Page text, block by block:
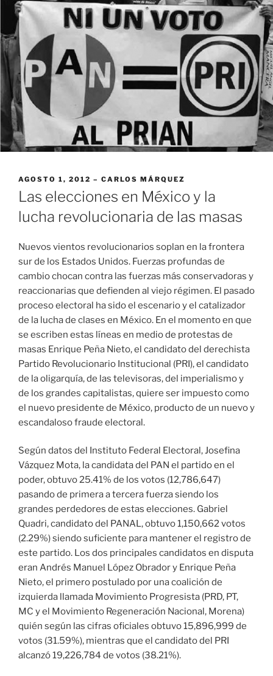
PUBLICADO
EL
AGOSTO 1, 2012 CARLOS MÁRQUEZ
Las elecciones en México y la
lucha revolucionaria de las masas
Nuevos vientos revolucionarios soplan en la frontera
sur de los Estados Unidos. Fuerzas profundas de
cambio chocan contra las fuerzas más conservadoras y
reaccionarias que defienden al viejo régimen. El pasado
proceso electoral ha sido el escenario y el catalizador
de la lucha de clases en México. En el momento en que
se escriben estas líneas en medio de protestas de
masas Enrique Peña Nieto, el candidato del derechista
Partido Revolucionario Institucional (PRI), el candidato
de la oligarquía, de las televisoras, del imperialismo y
de los grandes capitalistas, quiere ser impuesto como
el nuevo presidente de México, producto de un nuevo y
escandaloso fraude electoral.
Según datos del Instituto Federal Electoral, Josefina
Vázquez Mota, la candidata del PAN el partido en el
poder, obtuvo 25.41% de los votos (12,786,647)
pasando de primera a tercera fuerza siendo los
grandes perdedores de estas elecciones. Gabriel
Quadri, candidato del PANAL, obtuvo 1,150,662 votos
(2.29%) siendo suficiente para mantener el registro de
este partido. Los dos principales candidatos en disputa
eran Andrés Manuel López Obrador y Enrique Peña
Nieto, el primero postulado por una coalición de
izquierda llamada Movimiento Progresista (PRD, PT,
MC y el Movimiento Regeneración Nacional, Morena)
quién según las cifras oficiales obtuvo 15,896,999 de
votos (31.59%), mientras que el candidato del PRI
alcanzó 19,226,784 de votos (38.21%).